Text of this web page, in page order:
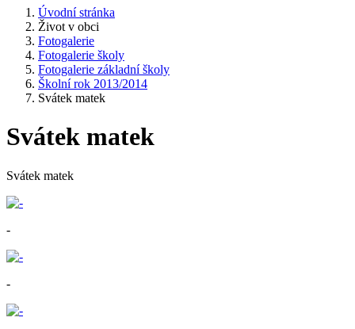
Úvodní stránka
Život v obci
Fotogalerie
Fotogalerie školy
Fotogalerie základní školy
Školní rok 2013/2014
Svátek matek
Svátek matek
Svátek matek
-
-